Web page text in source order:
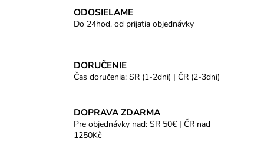
ODOSIELAME
Do 24hod. od prijatia objednávky
DORUČENIE
Čas doručenia: SR (1-2dni) | ČR (2-3dni)
DOPRAVA ZDARMA
Pre objednávky nad: SR 50€ | ČR nad
1250Kč